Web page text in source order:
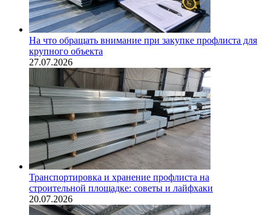
На что обращать внимание при закупке профлиста для
крупного объекта
27.07.2026
Транспортировка и хранение профлиста на
строительной площадке: советы и лайфхаки
20.07.2026